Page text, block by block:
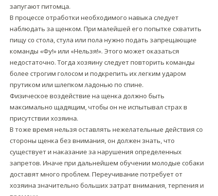
запугают питомца.
В процессе отработки необходимого навыка следует
наблюдать за щенком. При малейшей его попытке схватить
пищу со стола, стула или пола нужно подать запрещающие
команды «Фу!» или «Нельзя!». Этого может оказаться
недостаточно. Тогда хозяину следует повторить команды
более строгим голосом и подкрепить их легким ударом
прутиком или шлепком ладонью по спине.
Физическое воздействие на щенка должно быть
максимально щадящим, чтобы он не испытывал страх в
присутствии хозяина.
В тоже время нельзя оставлять нежелательные действия со
стороны щенка без внимания, он должен знать, что
существует и наказание за нарушения определенных
запретов. Иначе при дальнейшем обучении молодые собаки
доставят много проблем. Переучивание потребует от
хозяина значительно больших затрат внимания, терпения и